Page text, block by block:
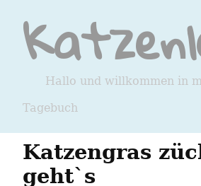
Hallo und willkommen in
Tagebuch
Katzengras
geht`s